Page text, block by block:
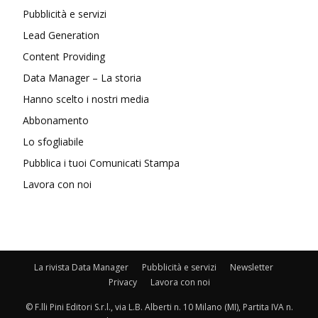
Pubblicità e servizi
Lead Generation
Content Providing
Data Manager – La storia
Hanno scelto i nostri media
Abbonamento
Lo sfogliabile
Pubblica i tuoi Comunicati Stampa
Lavora con noi
La rivista Data Manager Pubblicità e servizi
Newsletter
Privacy
Lavora con noi
© F.lli Pini Editori S.r.l., via L.B. Alberti n. 10 Milano (MI), Partita IVA n.